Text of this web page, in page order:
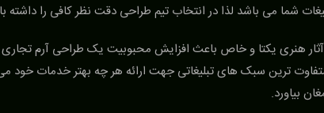
شما می باشد لذا در انتخاب تیم طراحی دقت نظر کافی را داشته
آثار هنری یکتا و خاص باعث افزایش محبوبیت یک طراحی آرم
بیاورد.